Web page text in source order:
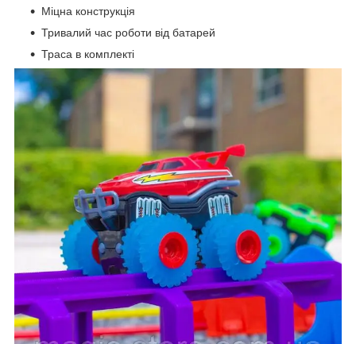
Міцна конструкція
Тривалий час роботи від батарей
Траса в комплекті